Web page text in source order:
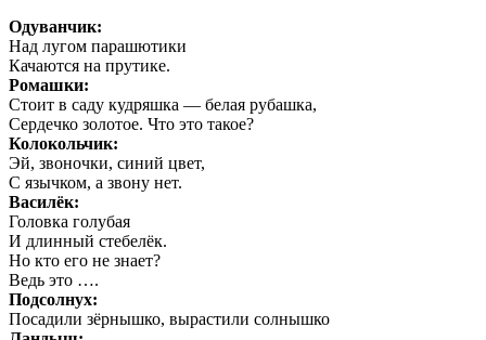
Одуванчик:
Над лугом парашютики
Качаются на прутике.
Ромашки:
Стоит в саду кудряшка — белая рубашка,
Сердечко золотое. Что это такое?
Колокольчик:
Эй, звоночки, синий цвет,
С язычком, а звону нет.
Василёк:
Головка голубая
И длинный стебелёк.
Но кто его не знает?
Ведь это ….
Подсолнух:
Посадили зёрнышко, вырастили солнышко